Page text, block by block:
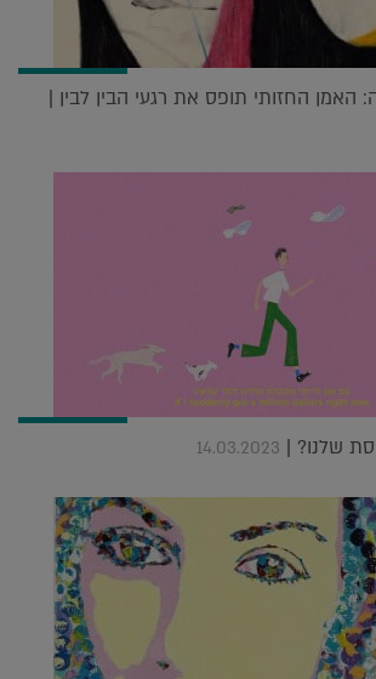
האמן החזותי תופס את רגעי הבין לבין |
שלנו? | 14.03.2023